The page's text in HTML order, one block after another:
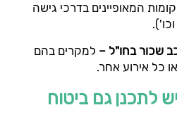
המאופיינים בדרכי גישה
שכור בחו"ל – למקרים בהם
כל אירוע אחר.
לתכנן גם ביטוח